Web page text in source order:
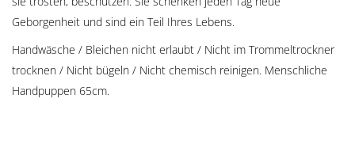
Geborgenheit und sind ein Teil Ihres Lebens.
Handwäsche / Bleichen nicht erlaubt / Nicht im Trommeltrockner
trocknen / Nicht bügeln / Nicht chemisch reinigen. Menschliche
Handpuppen 65cm.